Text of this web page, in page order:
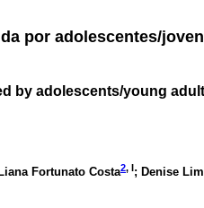
por adolescentes/
by adolescents/young
Fortunato Costa2, I; Denise